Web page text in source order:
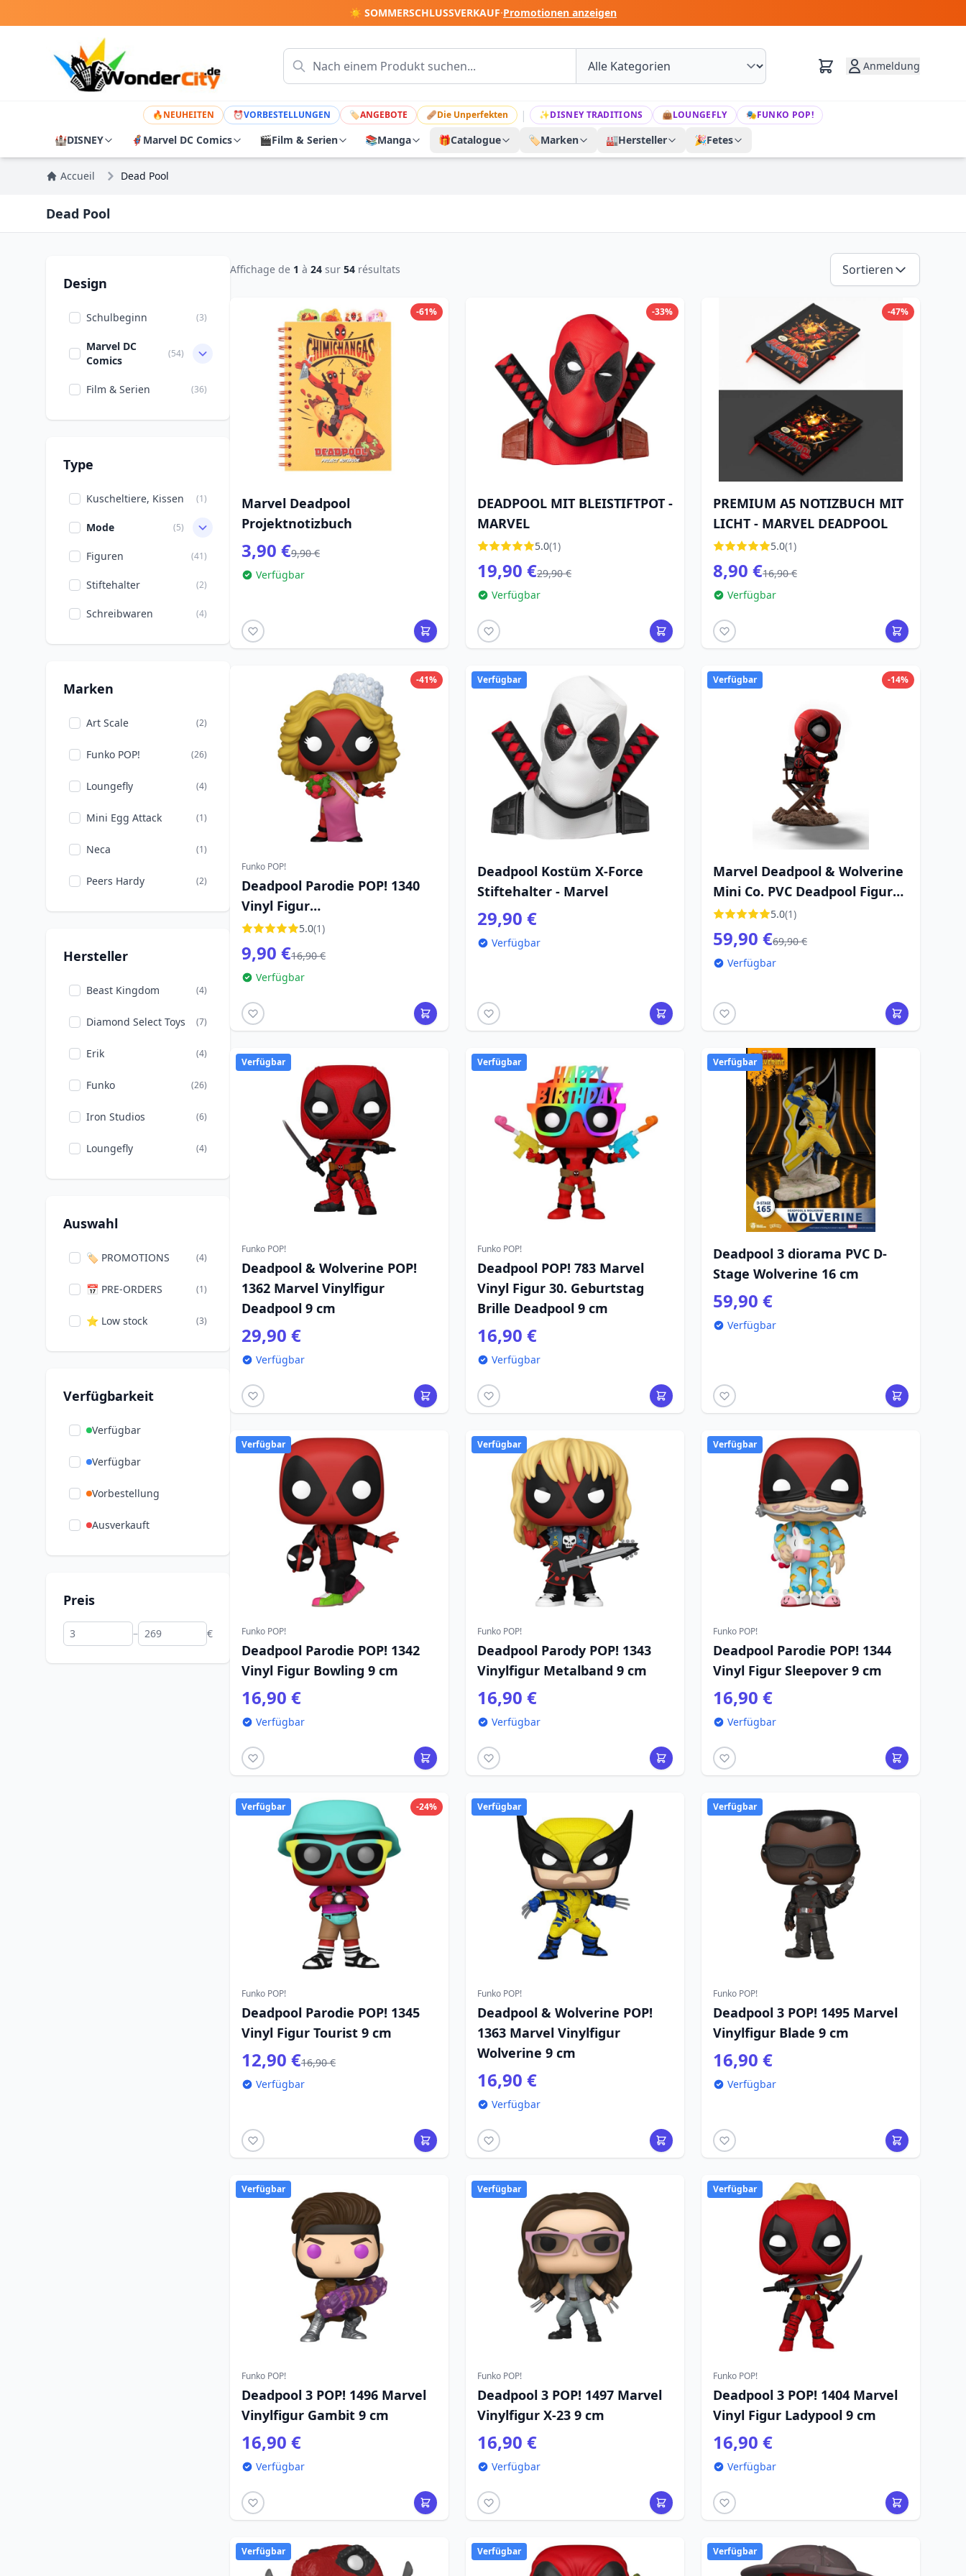
☀️ SOMMERSCHLUSSVERKAUF·Promotionen anzeigen
Anmeldung
🔥NEUHEITEN ⏰VORBESTELLUNGEN 🏷ANGEBOTE 🩹Die Unperfekten | ✨DISNEY TRADITIONS 👜LOUNGEFLY 🎭FUNKO POP!
🏰DISNEY 🦸 Marvel DC Comics 🎬Film & Serien 📚Manga 🎁Catalogue 🏷️Marken 🏭Hersteller 🎉Fetes
Accueil Dead Pool
Dead Pool
Design
Schulbeginn (3)
Marvel DC
Comics
(54)
Film & Serien (36)
Type
Kuscheltiere, Kissen (1)
Mode (5)
Figuren (41)
Stiftehalter (2)
Schreibwaren (4)
Marken
Art Scale (2)
Funko POP! (26)
Loungefly (4)
Mini Egg Attack (1)
Neca (1)
Peers Hardy (2)
Hersteller
Beast Kingdom (4)
Diamond Select Toys (7)
Erik (4)
Funko (26)
Iron Studios (6)
Loungefly (4)
NECA (1)
Auswahl
🏷️ PROMOTIONS (4)
📅 PRE-ORDERS (1)
⭐ Low stock (3)
Verfügbarkeit
Verfügbar
Verfügbar
Vorbestellung
Ausverkauft
Preis
– €
Affichage de 1 à 24 sur 54 résultats Sortieren
-61%
Marvel Deadpool
Projektnotizbuch
3,90 €9,90 €
Verfügbar
-33%
DEADPOOL MIT BLEISTIFTPOT -
MARVEL
5.0(1)
19,90 €29,90 €
Verfügbar
-47%
PREMIUM A5 NOTIZBUCH MIT
LICHT - MARVEL DEADPOOL
5.0(1)
8,90 €16,90 €
Verfügbar
-41%
Funko POP!
Deadpool Parodie POP! 1340
Vinyl Figur
Schönheitswettbewerb 9 cm
5.0(1)
9,90 €16,90 €
Verfügbar
Verfügbar
Deadpool Kostüm X-Force
Stiftehalter - Marvel
29,90 €
Verfügbar
-14%
Verfügbar
Marvel Deadpool & Wolverine
Mini Co. PVC Deadpool Figur
13 cm
5.0(1)
59,90 €69,90 €
Verfügbar
Verfügbar
Funko POP!
Deadpool & Wolverine POP!
1362 Marvel Vinylfigur
Deadpool 9 cm
29,90 €
Verfügbar
Verfügbar
Funko POP!
Deadpool POP! 783 Marvel
Vinyl Figur 30. Geburtstag
Brille Deadpool 9 cm
16,90 €
Verfügbar
Verfügbar
Deadpool 3 diorama PVC D-
Stage Wolverine 16 cm
59,90 €
Verfügbar
Verfügbar
Funko POP!
Deadpool Parodie POP! 1342
Vinyl Figur Bowling 9 cm
16,90 €
Verfügbar
Verfügbar
Funko POP!
Deadpool Parody POP! 1343
Vinylfigur Metalband 9 cm
16,90 €
Verfügbar
Verfügbar
Funko POP!
Deadpool Parodie POP! 1344
Vinyl Figur Sleepover 9 cm
16,90 €
Verfügbar
-24%
Verfügbar
Funko POP!
Deadpool Parodie POP! 1345
Vinyl Figur Tourist 9 cm
12,90 €16,90 €
Verfügbar
Verfügbar
Funko POP!
Deadpool & Wolverine POP!
1363 Marvel Vinylfigur
Wolverine 9 cm
16,90 €
Verfügbar
Verfügbar
Funko POP!
Deadpool 3 POP! 1495 Marvel
Vinylfigur Blade 9 cm
16,90 €
Verfügbar
Verfügbar
Funko POP!
Deadpool 3 POP! 1496 Marvel
Vinylfigur Gambit 9 cm
16,90 €
Verfügbar
Verfügbar
Funko POP!
Deadpool 3 POP! 1497 Marvel
Vinylfigur X-23 9 cm
16,90 €
Verfügbar
Verfügbar
Funko POP!
Deadpool 3 POP! 1404 Marvel
Vinyl Figur Ladypool 9 cm
16,90 €
Verfügbar
Verfügbar Verfügbar Verfügbar